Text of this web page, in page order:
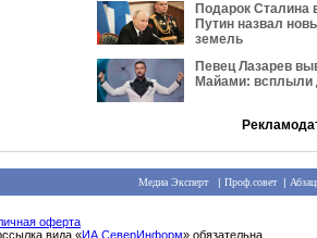
Подарок Сталина
Путин назвал
земель
Певец Лазарев
Майами: всплыли
Медиа Эксперт| Проф.совет|
оферта
вида «ИА СеверИнформ» обязательна.